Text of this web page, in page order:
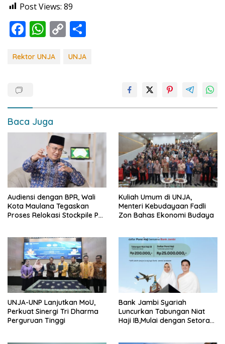
Post Views: 89
F
e
o
k
W
at
p
p
C
p
n
ar
Rektor UNJA UNJA
Baca Juga
Audiensi dengan BPR, Wali
Kota Maulana Tegaskan
Proses Relokasi Stockpile PT
Kuliah Umum di UNJA,
Menteri Kebudayaan Fadli
Zon Bahas Ekonomi Budaya
UNJA-UNP Lanjutkan MoU,
Perkuat Sinergi Tri Dharma
Perguruan Tinggi
Bank Jambi Syariah
Luncurkan Tabungan Niat
Haji IB,Mulai dengan Setoran